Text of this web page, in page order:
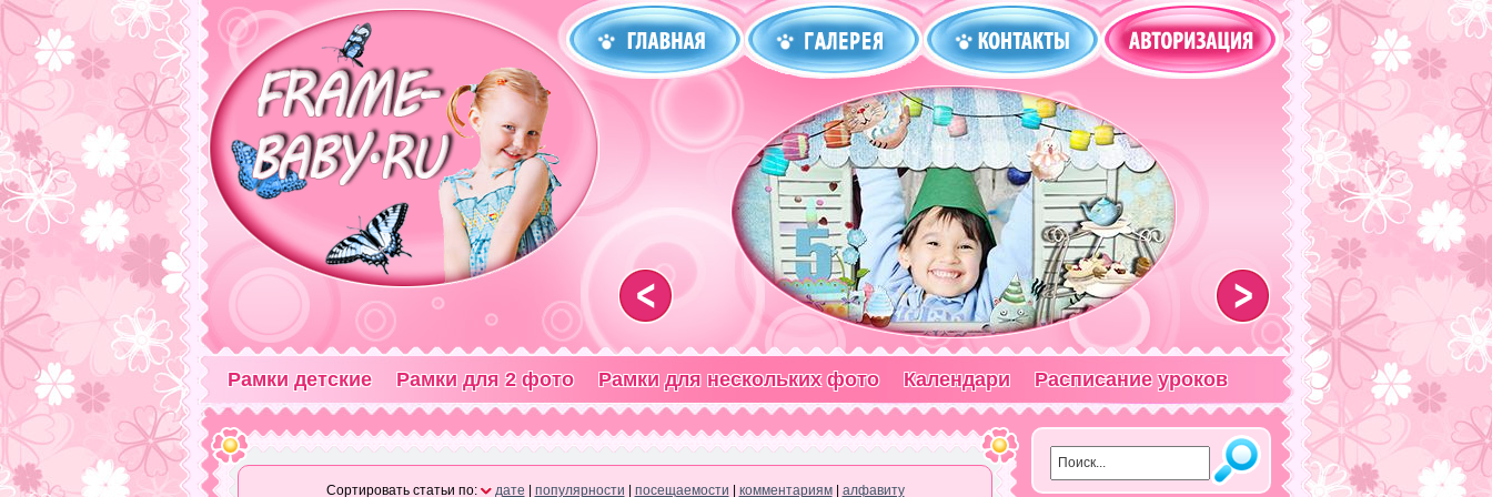
Рамки детские Рамки для 2 фото Рамки для нескольких фото Календари Расписание уроков
Сортировать статьи по: дате | популярности | посещаемости | комментариям| алфавиту